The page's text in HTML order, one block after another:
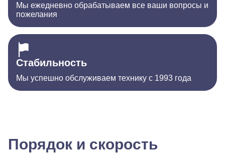
Мы ежедневно обрабатываем все ваши вопросы и
пожелания
Стабильность
Мы успешно обслуживаем технику с 1993 года
Порядок и скорость